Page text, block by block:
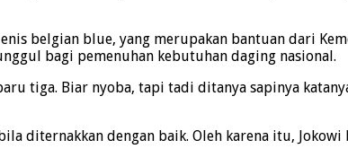
belgian blue, yang merupakan bantuan dari
bagi pemenuhan kebutuhan daging nasional.
tiga. Biar nyoba, tapi tadi ditanya sapinya
diternakkan dengan baik. Oleh karena itu,